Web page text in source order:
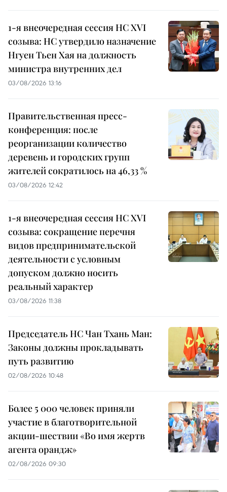
1-я внеочередная сессия НС XVI
созыва: НС утвердило назначение
Нгуен Тьен Хая на должность
министра внутренних дел
03/08/2026 13:16
Правительственная пресс-
конференция: после
реорганизации количество
деревень и городских групп
жителей сократилось на 46,33 %
03/08/2026 12:42
1-я внеочередная сессия НС XVI
созыва: сокращение перечня
видов предпринимательской
деятельности с условным
допуском должно носить
реальный характер
03/08/2026 11:38
Председатель НС Чан Тхань Ман:
Законы должны прокладывать
путь развитию
02/08/2026 10:48
Более 5 000 человек приняли
участие в благотворительной
акции-шествии «Во имя жертв
агента орандж»
02/08/2026 09:30